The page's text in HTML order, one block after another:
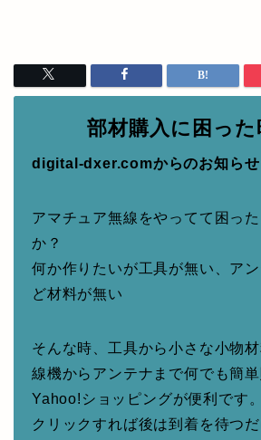
部材購入に困った
digital-dxer.comからのお知らせ
アマチュア無線をやってて困っ
か？
何か作りたいが工具が無い、ア
ど材料が無い
そんな時、工具から小さな小物
線機からアンテナまで何でも簡
Yahoo!ショッピングが便利です。
クリックすれば後は到着を待つ